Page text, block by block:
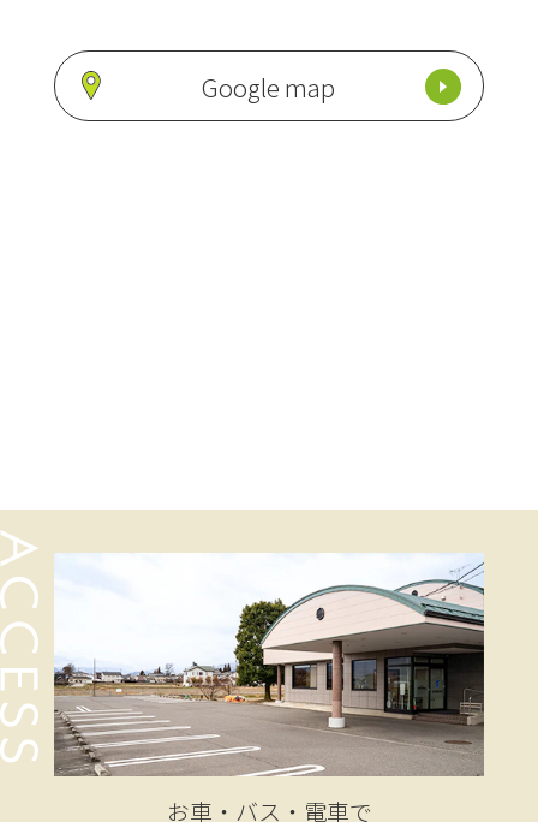
Google map
お車・バス・電車で